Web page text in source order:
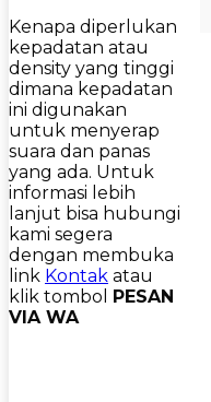
Kenapa diperlukan
kepadatan atau
density yang tinggi
dimana kepadatan
ini digunakan
untuk menyerap
suara dan panas
yang ada. Untuk
informasi lebih
lanjut bisa hubungi
kami segera
dengan membuka
link Kontak atau
klik tombol PESAN
VIA WA